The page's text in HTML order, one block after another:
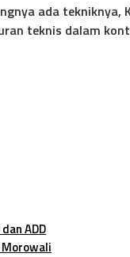
ada
teknis dalam
ADD
Morowali